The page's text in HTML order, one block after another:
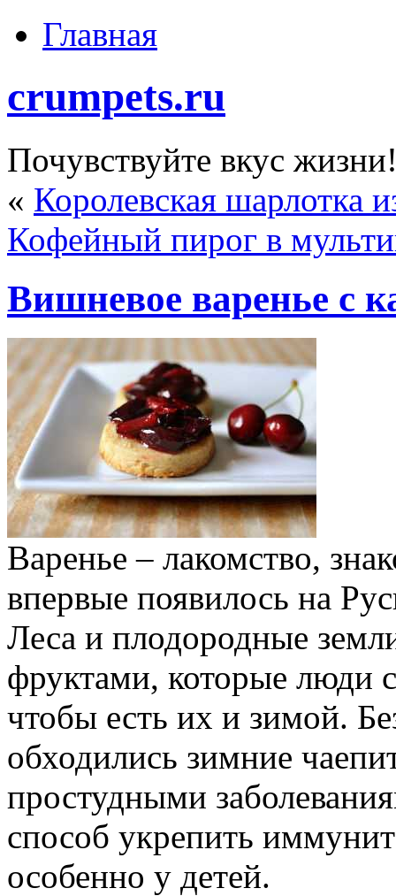
Главная
crumpets.ru
Почувствуйте вкус
« Королевская шарлотка
Кофейный пирог в
Вишневое варенье с
Варенье – лакомство,
впервые появилось на
Леса и плодородные
фруктами, которые люди
чтобы есть их и зимой.
обходились зимние
простудными
способ укрепить
особенно у детей.